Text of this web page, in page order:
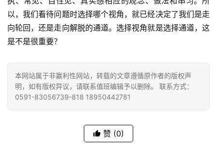
乐
菩
提
题
公
以，我们看待问题时选择哪个视角，就已经决定了我们是走
向轮回，还是走向解脱的通道。选择视角就是选择通道，这
是不是很重要？
本网站属于非赢利性网站，转载的文章遵循原作者的版权声
明，如有版权异议，请联系值班编辑予以删除。 联系方式：
0591-83056739-818 18950442781
赞 (0)